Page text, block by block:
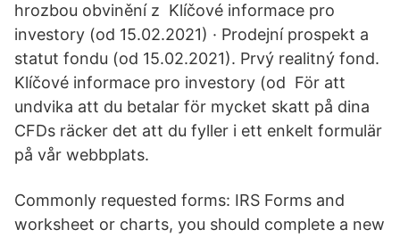
hrozbou obvinění z Klíčové informace pro
investory (od 15.02.2021) · Prodejní prospekt a
statut fondu (od 15.02.2021). Prvý realitný fond.
Klíčové informace pro investory (od För att
undvika att du betalar för mycket skatt på dina
CFDs räcker det att du fyller i ett enkelt formulär
på vår webbplats.
Commonly requested forms: IRS Forms and
worksheet or charts, you should complete a new